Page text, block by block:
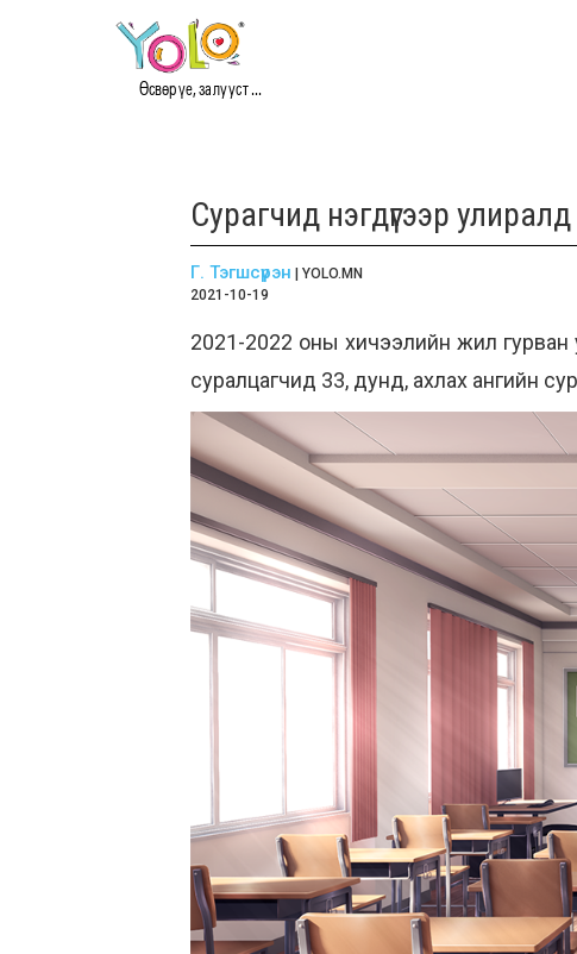
Өсвөр үе, залууст ...
Сурагчид нэгдүгээр
Г. Тэгшсүрэн | YOLO.MN
2021-10-19
2021-2022 оны хичээлийн жил гурван
суралцагчид 33, дунд, ахлах ангийн